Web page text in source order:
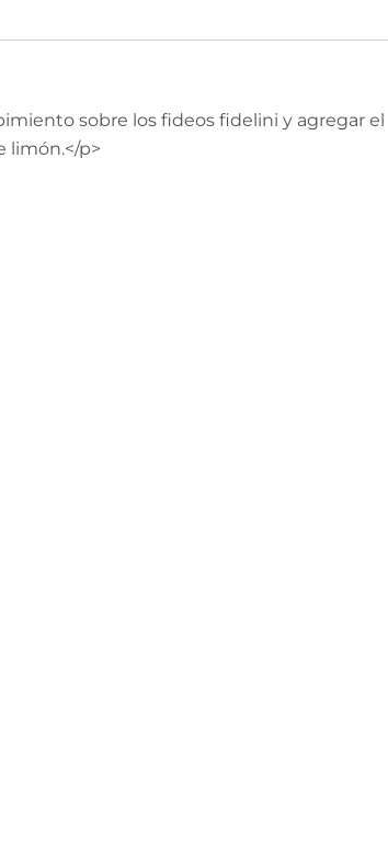
sobre los fideos fidelini y agregar el
limón.</p>